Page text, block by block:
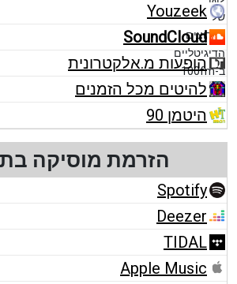
Youzeek
SoundCloud
הופעות מ.אלקטרונית
להיטים מכל הזמנים
היטמן 90
הזרמת מוסיקה
Spotify
Deezer
TIDAL
Apple Music